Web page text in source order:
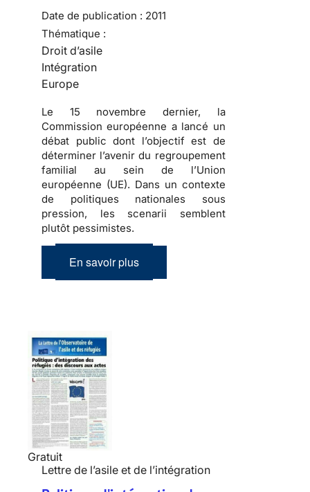
Date de publication : 2011
Thématique :
Droit d’asile
Intégration
Europe
Le 15 novembre dernier, la
Commission européenne a lancé un
débat public dont l’objectif est de
déterminer l’avenir du regroupement
familial au sein de l’Union
européenne (UE). Dans un contexte
de politiques nationales sous
pression, les scenarii semblent
plutôt pessimistes.
En savoir plus
Gratuit
Lettre de l’asile et de l’intégration